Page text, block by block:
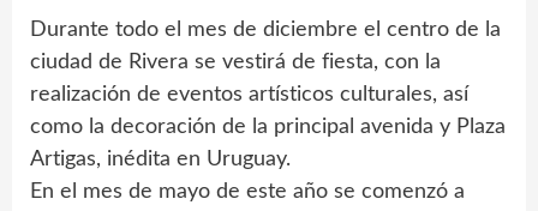
Durante todo el mes de diciembre el centro de la
ciudad de Rivera se vestirá de fiesta, con la
realización de eventos artísticos culturales, así
como la decoración de la principal avenida y Plaza
Artigas, inédita en Uruguay.
En el mes de mayo de este año se comenzó a